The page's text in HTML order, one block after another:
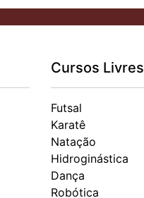
Cursos Livres
Futsal
Karatê
Natação
Hidroginástica
Dança
Robótica